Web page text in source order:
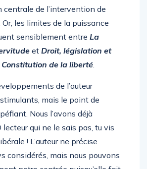
de Hayek, par exemple
centrale de l’intervention de
les limites de la puissance
sensiblement entreLa
etDroit, législation et
de l’auteur
mais le point de
Nous l’avons déjà
qui ne le sais pas, tu vis
! L’auteur ne précise
considérés, mais nous pouvons